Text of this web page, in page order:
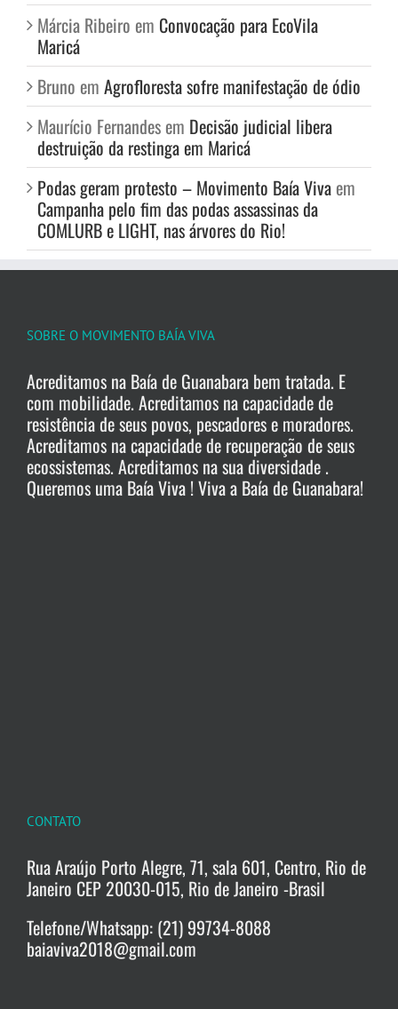
Márcia Ribeiro em Convocação para EcoVila
Maricá
Bruno em Agrofloresta sofre manifestação de ódio
Maurício Fernandes em Decisão judicial libera
destruição da restinga em Maricá
Podas geram protesto – Movimento Baía Viva em
Campanha pelo fim das podas assassinas da
COMLURB e LIGHT, nas árvores do Rio!
SOBRE O MOVIMENTO BAÍA VIVA
Acreditamos na Baía de Guanabara bem tratada. E
com mobilidade. Acreditamos na capacidade de
resistência de seus povos, pescadores e moradores.
Acreditamos na capacidade de recuperação de seus
ecossistemas. Acreditamos na sua diversidade .
Queremos uma Baía Viva ! Viva a Baía de Guanabara!
CONTATO
Rua Araújo Porto Alegre, 71, sala 601, Centro, Rio de
Janeiro CEP 20030-015, Rio de Janeiro -Brasil
Telefone/Whatsapp: (21) 99734-8088
baiaviva2018@gmail.com